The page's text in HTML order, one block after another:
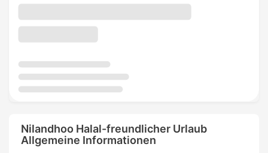
Nilandhoo Halal-freundlicher Urlaub
Allgemeine Informationen